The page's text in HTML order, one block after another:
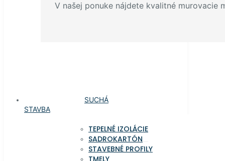
V našej ponuke nájdete kvalitné murovacie
SUCHÁ
STAVBA
TEPELNÉ IZOLÁCIE
SADROKARTÓN
STAVEBNÉ PROFILY